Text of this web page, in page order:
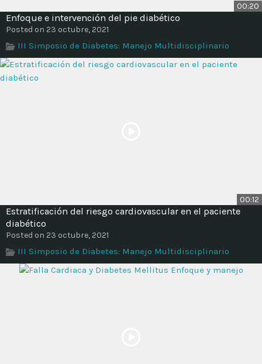
00:20
Enfoque e intervención del pie diabético
Posted on 23 octubre, 2021
III Simposio de Diabetes: Manejo Multidisciplinario
00:12
Estratificación del riesgo cardiovascular en el paciente
diabético
Posted on 23 octubre, 2021
III Simposio de Diabetes: Manejo Multidisciplinario